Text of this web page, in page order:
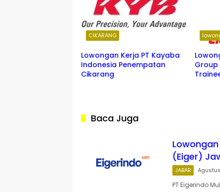
CIKARANG
Lowongan Kerja PT Kayaba
Indonesia Penempatan
Cikarang
Baca Juga
(Eiger)
JABAR
PT Eigerindo